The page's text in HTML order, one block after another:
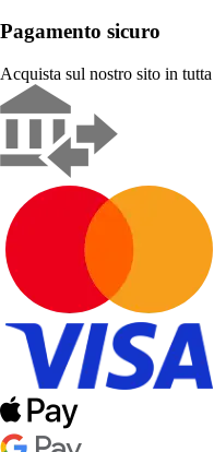
Pagamento sicuro
Acquista sul nostro sito in tutta